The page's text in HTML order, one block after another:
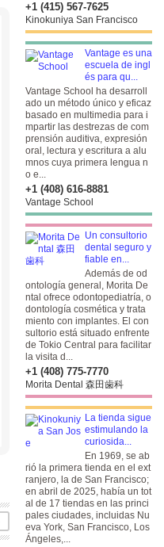
+1 (415) 567-7625
Kinokuniya San Francisco
Vantage es una
escuela de ingl
és para qu...
Vantage School ha desarroll
ado un método único y eficaz
basado en multimedia para i
mpartir las destrezas de com
prensión auditiva, expresión
oral, lectura y escritura a alu
mnos cuya primera lengua n
o e...
+1 (408) 616-8881
Vantage School
Un consultorio
dental seguro y
fiable en...
Además de od
ontología general, Morita De
ntal ofrece odontopediatría, o
dontología cosmética y trata
miento con implantes. El con
sultorio está situado enfrente
de Tokio Central para facilitar
la visita d...
+1 (408) 775-7770
Morita Dental 森田歯科
La tienda sigue
estimulando la
curiosida...
En 1969, se ab
rió la primera tienda en el ext
ranjero, la de San Francisco;
en abril de 2025, había un tot
al de 17 tiendas en las princi
pales ciudades, incluidas Nu
eva York, San Francisco, Los
Ángeles,...